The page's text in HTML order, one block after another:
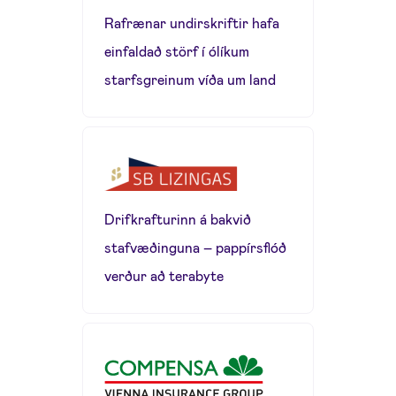
Rafrænar undirskriftir hafa
einfaldað störf í ólíkum
starfsgreinum víða um land
Drifkrafturinn á bakvið
stafvæðinguna – pappírsflóð
verður að terabyte